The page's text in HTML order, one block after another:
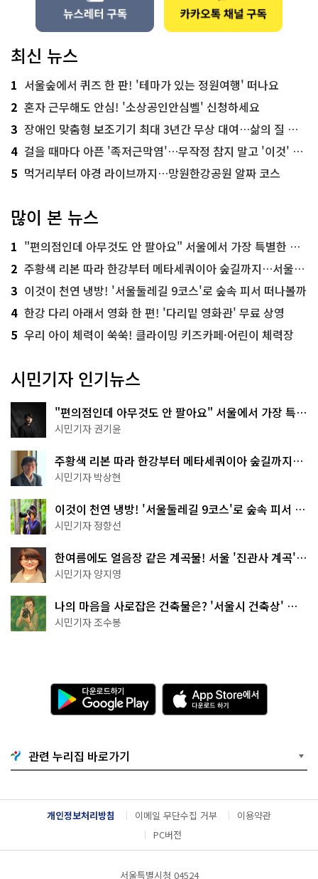
최신 뉴스
1 서울숲에서 퀴즈 한 판! '테마가 있는 정원여행' 떠나요
2 혼자 근무해도 안심! '소상공인안심벨' 신청하세요
3 장애인 맞춤형 보조기기 최대 3년간 무상 대여…삶의 질 높인다
4 걸을 때마다 아픈 '족저근막염'…무작정 참지 말고 '이것' 해보세요!
5 먹거리부터 야경 라이브까지…망원한강공원 알짜 코스
많이 본 뉴스
1 "편의점인데 아무것도 안 팔아요" 서울에서 가장 특별한 편의점의 정체
2 주황색 리본 따라 한강부터 메타세쿼이아 숲길까지…서울둘레길 15코스
3 이것이 천연 냉방! '서울둘레길 9코스'로 숲속 피서 떠나볼까
4 한강 다리 아래서 영화 한 편! '다리밑 영화관' 무료 상영
5 우리 아이 체력이 쑥쑥! 클라이밍 키즈카페·어린이 체력장
시민기자 인기뉴스
"편의점인데 아무것도 안 팔아요" 서울에서 가장 특별
한 편의점의 정체
시민기자 권기윤
주황색 리본 따라 한강부터 메타세쿼이아 숲길까지…
서울둘레길 15코스
시민기자 박상현
이것이 천연 냉방! '서울둘레길 9코스'로 숲속 피서 떠
나볼까
시민기자 정향선
한여름에도 얼음장 같은 계곡물! 서울 '진관사 계곡'이
천국이네~
시민기자 양지영
나의 마음을 사로잡은 건축물은? '서울시 건축상' 수
상작 공개!
시민기자 조수봉
다
운
로
기
G
o
g
l
e
l
A
p
p
e
서
다
운
드
관련 누리집 바로가기
개인정보처리방침 이메일 무단수집 거부
이용약관
PC버전
서울특별시청 04524